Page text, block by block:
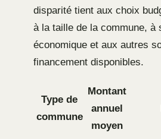
disparité tient aux choix
à la taille de la commune, à
économique et aux autres
financement disponibles.
Type de
commune
Montant
annuel
moyen